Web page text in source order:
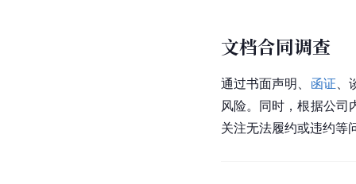
文档合同调查
通过书面声明、 函证
风险。同时，根据公司
关注无法履约或违约等